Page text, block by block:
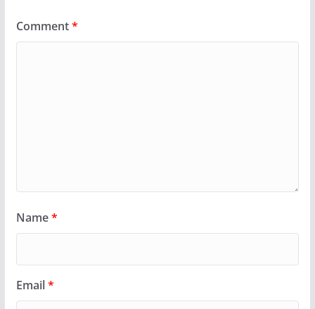
Comment*
Name*
Email*